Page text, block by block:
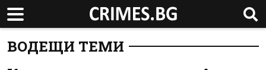
ВОДЕЩИ ТЕМИ